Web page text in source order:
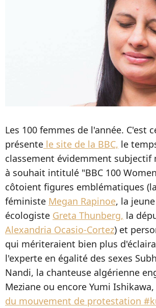
Les 100 femmes de l'année. C'est
présente le site de la BBC, le
classement évidemment subjectif
à souhait intitulé "BBC 100
côtoient figures emblématiques
féministe Megan Rapinoe, la
écologiste Greta Thunberg, la
Alexandria Ocasio-Cortez) et
qui mériteraient bien plus
l'experte en égalité des sexes
Nandi, la chanteuse algérienne
Meziane ou encore Yumi
du mouvement de protestation